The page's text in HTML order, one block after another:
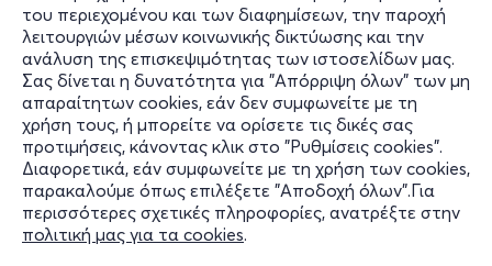
του περιεχομένου και των διαφημίσεων, την παροχή
λειτουργιών μέσων κοινωνικής δικτύωσης και την
ανάλυση της επισκεψιμότητας των ιστοσελίδων μας.
Σας δίνεται η δυνατότητα για "Απόρριψη όλων" των μη
απαραίτητων cookies, εάν δεν συμφωνείτε με τη
χρήση τους, ή μπορείτε να ορίσετε τις δικές σας
προτιμήσεις, κάνοντας κλικ στο "Ρυθμίσεις cookies".
Διαφορετικά, εάν συμφωνείτε με τη χρήση των cookies,
παρακαλούμε όπως επιλέξετε "Αποδοχή όλων".Για
περισσότερες σχετικές πληροφορίες, ανατρέξτε στην
πολιτική μας για τα cookies.